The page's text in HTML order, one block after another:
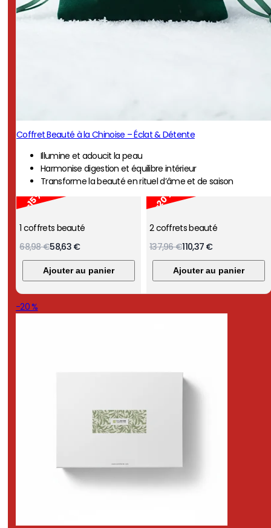
Coffret Beauté à la Chinoise – Éclat & Détente
Illumine et adoucit la peau
Harmonise digestion et équilibre intérieur
Transforme la beauté en rituel d’âme et de saison
-15 %
1 coffrets beauté
68,98 €58,63 €
Ajouter au panier
-20 %
2 coffrets beauté
137,96 €110,37 €
Ajouter au panier
-20 %